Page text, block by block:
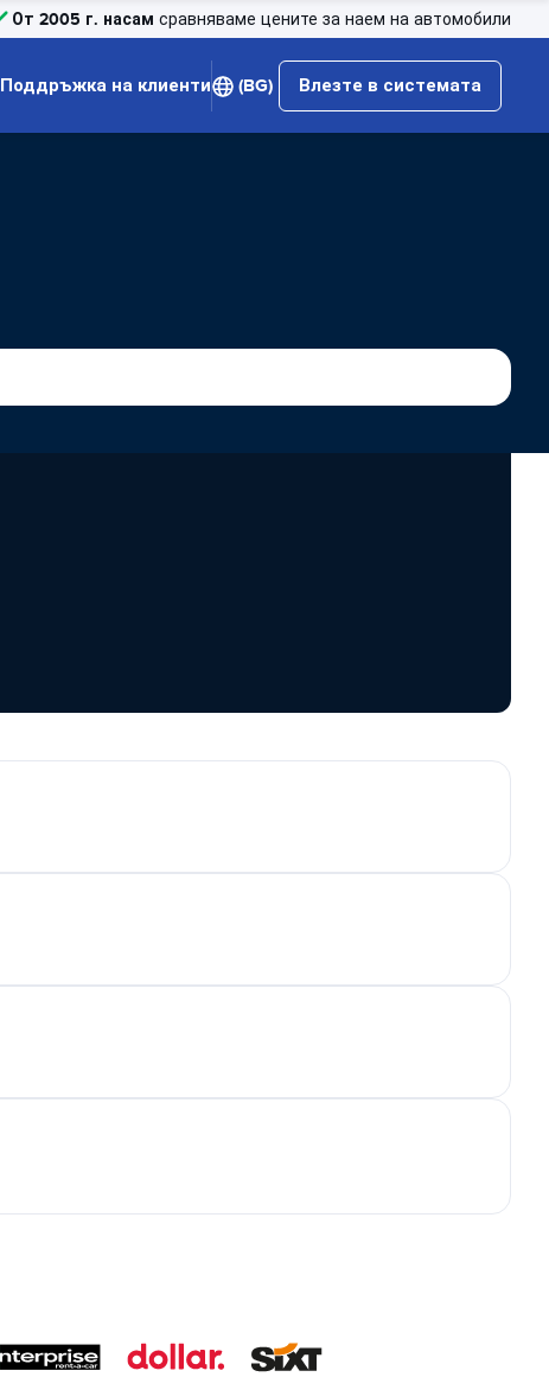
От 2005 г. насам сравняваме цените за наем на автомобили
Поддръжка на клиенти (BG) Влезте в системата